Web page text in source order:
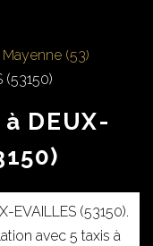
Mayenne (53)
(53150)
DEUX-
EVAILLES (53150).
avec 5 taxis à